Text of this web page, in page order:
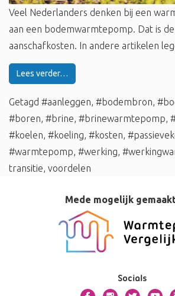
Veel Nederlanders denken bij een
aan een bodemwarmtepomp. Dat is
aanschafkosten. In andere artikelen
Lees verder…
Getagd #aanleggen, #bodembron,
#boren, #brine, #brinewarmtepomp,
#koelen, #koeling, #kosten,
#warmtepomp, #werking,
transitie, voordelen
Mede mogelijk
Socials